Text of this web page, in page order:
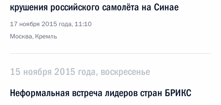
крушения российского самолёта на Синае
17 ноября 2015 года, 11:10
Москва, Кремль
15 ноября 2015 года, воскресенье
Неформальная встреча лидеров стран БРИКС